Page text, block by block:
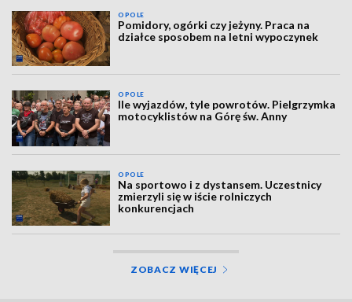
OPOLE
Pomidory, ogórki czy jeżyny. Praca na
działce sposobem na letni wypoczynek
OPOLE
Ile wyjazdów, tyle powrotów. Pielgrzymka
motocyklistów na Górę św. Anny
OPOLE
Na sportowo i z dystansem. Uczestnicy
zmierzyli się w iście rolniczych
konkurencjach
ZOBACZ WIĘCEJ